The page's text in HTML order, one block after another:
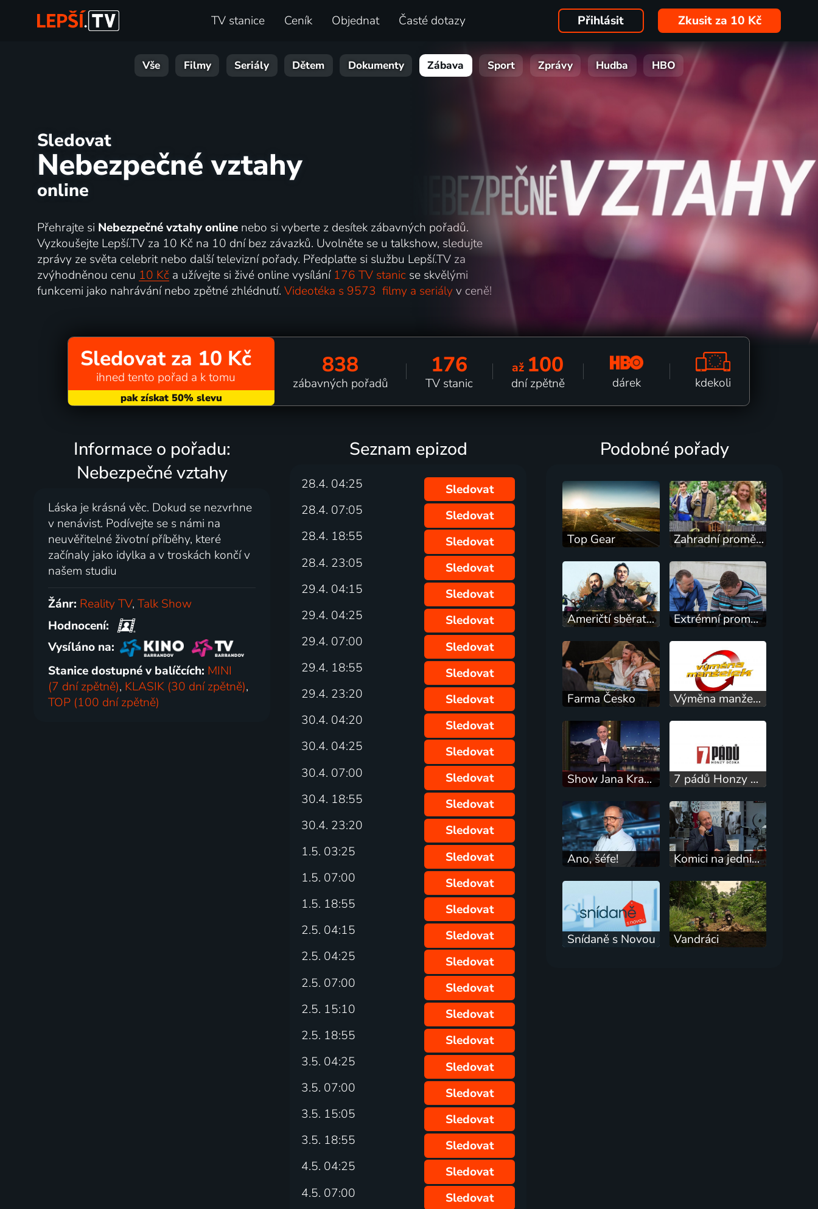
TV stanice Ceník Objednat Časté dotazy Přihlásit Zkusit za 10 Kč
Vše Filmy Seriály Dětem Dokumenty Zábava Sport Zprávy Hudba HBO
Sledovat
Nebezpečné vztahy
online
Přehrajte si Nebezpečné vztahy onlinenebo si vyberte z desítek zábavných pořadů.
Vyzkoušejte Lepší.TV za 10 Kč na 10 dní bez závazků. Uvolněte se u talkshow, sledujte
zprávy ze světa celebrit nebo další televizní pořady. Předplaťte si službu Lepší.TV za
zvýhodněnou cenu 10 Kča užívejte si živé online vysílání 176 TV stanicse skvělými
funkcemi jako nahrávání nebo zpětné zhlédnutí. Videotéka s 9573 filmy a seriályv ceně!
Sledovat za 10 Kč
ihned tento pořad a k tomu 838
zábavných pořadů
176
TV stanic
až 100
dní zpětně dárek kdekoli
Informace o pořadu:
Nebezpečné vztahy
Láska je krásná věc. Dokud se nezvrhne
v nenávist. Podívejte se s námi na
neuvěřitelné životní příběhy, které
začínaly jako idylka a v troskách končí v
našem studiu
Žánr: Reality TV,Talk Show
Hodnocení:
Vysíláno na:
Stanice dostupné v balíčcích: MINI
(7 dní zpětně), KLASIK (30 dní zpětně),
TOP (100 dní zpětně)
Seznam epizod
28.4. 04:25
Sledovat
28.4. 07:05
Sledovat
28.4. 18:55
Sledovat
28.4. 23:05
Sledovat
29.4. 04:15
Sledovat
29.4. 04:25
Sledovat
29.4. 07:00
Sledovat
29.4. 18:55
Sledovat
29.4. 23:20
Sledovat
30.4. 04:20
Sledovat
30.4. 04:25
Sledovat
30.4. 07:00
Sledovat
30.4. 18:55
Sledovat
30.4. 23:20
Sledovat
1.5. 03:25
Sledovat
1.5. 07:00
Sledovat
1.5. 18:55
Sledovat
2.5. 04:15
Sledovat
2.5. 04:25
Sledovat
2.5. 07:00
Sledovat
2.5. 15:10
Sledovat
2.5. 18:55
Sledovat
3.5. 04:25
Sledovat
3.5. 07:00
Sledovat
3.5. 15:05
Sledovat
3.5. 18:55
Sledovat
4.5. 04:25
Sledovat
4.5. 07:00
Sledovat
Podobné pořady
Top Gear Zahradní proměny
Američtí sběratelé Extrémní proměny Slovensko
Farma Česko Výměna manželek
Show Jana Krause 7 pádů Honzy Dědka
Ano, šéfe! Komici na jedničku
Snídaně s Novou Vandráci